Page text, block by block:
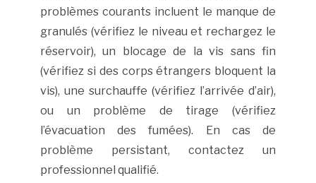
problèmes courants incluent le manque de
granulés (vérifiez le niveau et rechargez le
réservoir), un blocage de la vis sans fin
(vérifiez si des corps étrangers bloquent la
vis), une surchauffe (vérifiez l’arrivée d’air),
ou un problème de tirage (vérifiez
l’évacuation des fumées). En cas de
problème persistant, contactez un
professionnel qualifié.